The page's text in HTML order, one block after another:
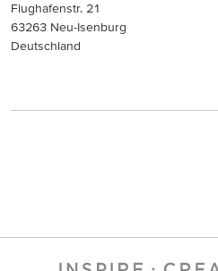
Flughafenstr. 21
63263 Neu-Isenburg
Deutschland